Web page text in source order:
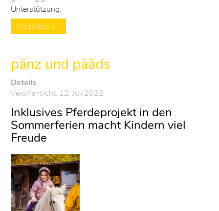
Unterstützung.
Weiterlesen …
pänz und pääds
Details
Veröffentlicht: 12. Juli 2022
Inklusives Pferdeprojekt in den
Sommerferien macht Kindern viel
Freude